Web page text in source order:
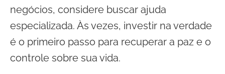
negócios, considere buscar ajuda
especializada. Às vezes, investir na verdade
é o primeiro passo para recuperar a paz e o
controle sobre sua vida.